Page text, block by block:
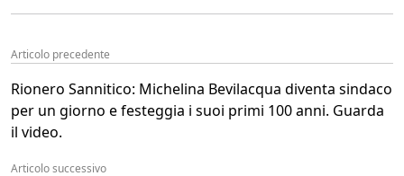
Articolo precedente
Rionero Sannitico: Michelina Bevilacqua diventa sindaco
per un giorno e festeggia i suoi primi 100 anni. Guarda
il video.
Articolo successivo